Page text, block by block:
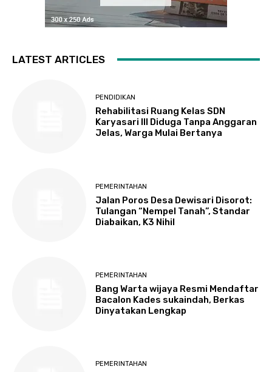
LATEST ARTICLES
PENDIDIKAN
Rehabilitasi Ruang Kelas SDN
Karyasari III Diduga Tanpa Anggaran
Jelas, Warga Mulai Bertanya
PEMERINTAHAN
Jalan Poros Desa Dewisari Disorot:
Tulangan “Nempel Tanah”, Standar
Diabaikan, K3 Nihil
PEMERINTAHAN
Bang Warta wijaya Resmi Mendaftar
Bacalon Kades sukaindah, Berkas
Dinyatakan Lengkap
PEMERINTAHAN